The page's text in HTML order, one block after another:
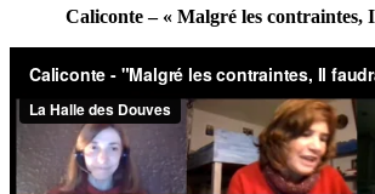
Caliconte – « Malgré les